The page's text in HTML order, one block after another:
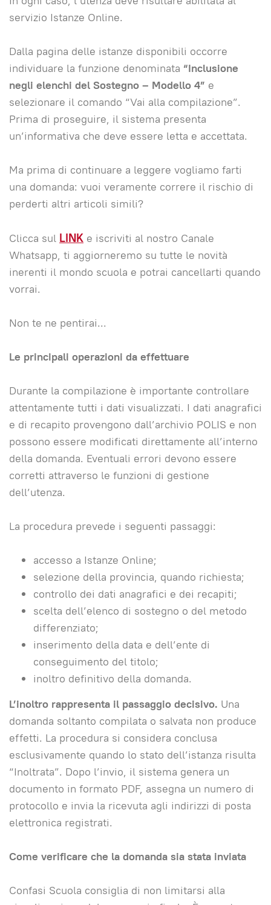
servizio Istanze Online.
Dalla pagina delle istanze disponibili occorre
individuare la funzione denominata “Inclusione
negli elenchi del Sostegno – Modello 4” e
selezionare il comando “Vai alla compilazione”.
Prima di proseguire, il sistema presenta
un’informativa che deve essere letta e accettata.
Ma prima di continuare a leggere vogliamo farti
una domanda: vuoi veramente correre il rischio di
perderti altri articoli simili?
Clicca sul LINK e iscriviti al nostro Canale
Whatsapp, ti aggiorneremo su tutte le novità
inerenti il mondo scuola e potrai cancellarti quando
vorrai.
Non te ne pentirai...
Le principali operazioni da effettuare
Durante la compilazione è importante controllare
attentamente tutti i dati visualizzati. I dati anagrafici
e di recapito provengono dall’archivio POLIS e non
possono essere modificati direttamente all’interno
della domanda. Eventuali errori devono essere
corretti attraverso le funzioni di gestione
dell’utenza.
La procedura prevede i seguenti passaggi:
accesso a Istanze Online;
selezione della provincia, quando richiesta;
controllo dei dati anagrafici e dei recapiti;
scelta dell’elenco di sostegno o del metodo
differenziato;
inserimento della data e dell’ente di
conseguimento del titolo;
inoltro definitivo della domanda.
L’inoltro rappresenta il passaggio decisivo. Una
domanda soltanto compilata o salvata non produce
effetti. La procedura si considera conclusa
esclusivamente quando lo stato dell’istanza risulta
“Inoltrata”. Dopo l’invio, il sistema genera un
documento in formato PDF, assegna un numero di
protocollo e invia la ricevuta agli indirizzi di posta
elettronica registrati.
Come verificare che la domanda sia stata inviata
Confasi Scuola consiglia di non limitarsi alla